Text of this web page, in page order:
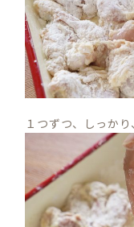
１つずつ、しっか